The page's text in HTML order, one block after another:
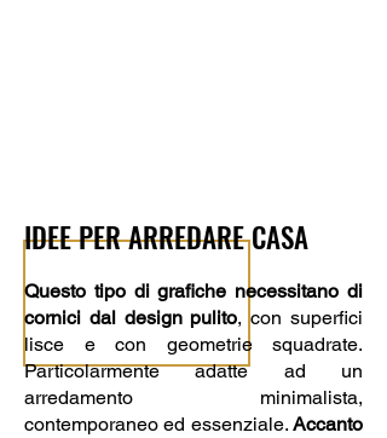
IDEE PER ARREDARE CASA
Questo tipo di grafiche necessitano di
cornici dal design pulito, con superfici
lisce e con geometrie squadrate.
Particolarmente adatte ad un
arredamento minimalista,
contemporaneo ed essenziale. Accanto